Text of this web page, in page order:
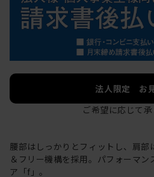
法人限定 お
ご希望に応じて承
腰部はしっかりとフィットし、肩部
＆フリー機構を採用。パフォーマ
ア「f」。